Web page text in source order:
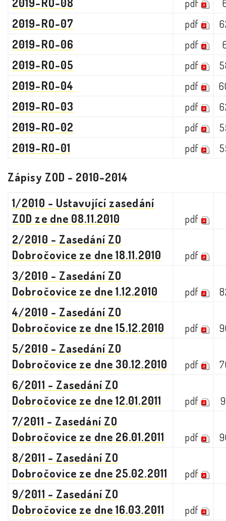
pdf
2019-RO-07 pdf
2019-RO-06 pdf
2019-RO-05 pdf
2019-RO-04 pdf
2019-RO-03 pdf
2019-RO-02 pdf
2019-RO-01 pdf
Zápisy ZOD - 2010-2014
1/2010 - Ustavující zasedání
ZOD ze dne 08.11.2010
pdf
2/2010 - Zasedání ZO
Dobročovice ze dne 18.11.2010
pdf
3/2010 - Zasedání ZO
Dobročovice ze dne 1.12.2010
pdf
4/2010 - Zasedání ZO
Dobročovice ze dne 15.12.2010
pdf
5/2010 - Zasedání ZO
Dobročovice ze dne 30.12.2010
pdf
6/2011 - Zasedání ZO
Dobročovice ze dne 12.01.2011
pdf
7/2011 - Zasedání ZO
Dobročovice ze dne 26.01.2011
pdf
8/2011 - Zasedání ZO
Dobročovice ze dne 25.02.2011
pdf
9/2011 - Zasedání ZO
Dobročovice ze dne 16.03.2011
pdf